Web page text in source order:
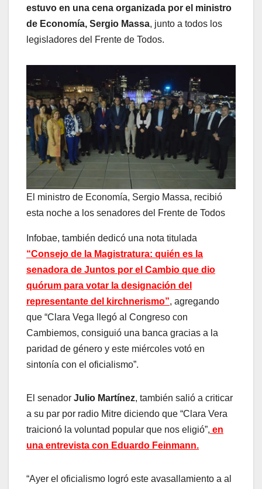
estuvo en una cena organizada por el ministro
de Economía, Sergio Massa, junto a todos los
legisladores del Frente de Todos.
El ministro de Economía, Sergio Massa, recibió
esta noche a los senadores del Frente de Todos
Infobae, también dedicó una nota titulada
“Consejo de la Magistratura: quién es la
senadora de Juntos por el Cambio que dio
quórum para votar la designación del
representante del kirchnerismo”, agregando
que “Clara Vega llegó al Congreso con
Cambiemos, consiguió una banca gracias a la
paridad de género y este miércoles votó en
sintonía con el oficialismo”.
El senador Julio Martínez, también salió a criticar
a su par por radio Mitre diciendo que “Clara Vera
traicionó la voluntad popular que nos eligió”, en
una entrevista con Eduardo Feinmann.
“Ayer el oficialismo logró este avasallamiento a al